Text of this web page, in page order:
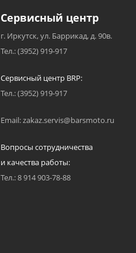
Сервисный центр
г. Иркутск, ул. Баррикад, д. 90в.
Тел.: (3952) 919-917
Сервисный центр BRP:
Тел.: (3952) 919-917
Email: zakaz.servis@barsmoto.ru
Вопросы сотрудничества
и качества работы:
Тел.: 8 914 903-78-88